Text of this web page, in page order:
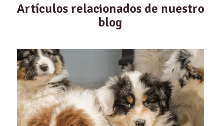
Artículos relacionados de nuestro
blog